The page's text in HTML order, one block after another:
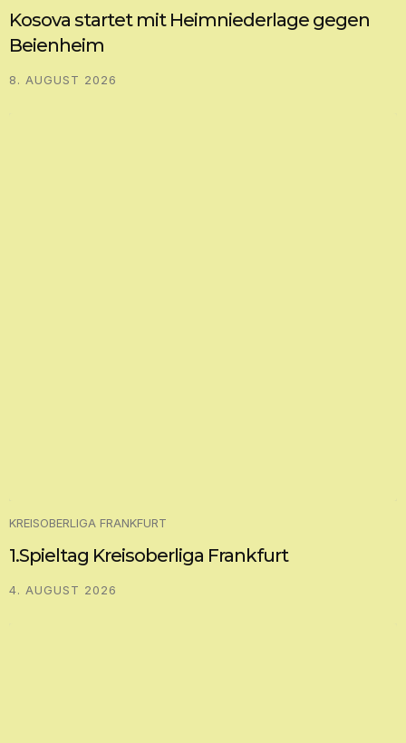
Kosova startet mit Heimniederlage gegen
Beienheim
8. AUGUST 2026
KREISOBERLIGA FRANKFURT
1.Spieltag Kreisoberliga Frankfurt
4. AUGUST 2026